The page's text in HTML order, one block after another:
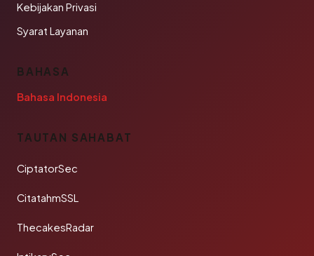
Kebijakan Privasi
Syarat Layanan
BAHASA
Bahasa Indonesia
TAUTAN SAHABAT
CiptatorSec
CitatahmSSL
ThecakesRadar